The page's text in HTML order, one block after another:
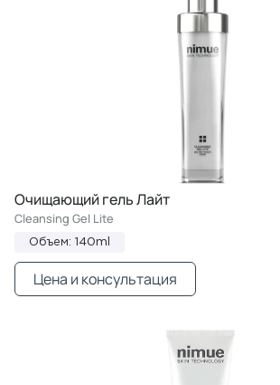
Очищающий гель Лайт
Cleansing Gel Lite
Объем: 140ml
Цена и консультация